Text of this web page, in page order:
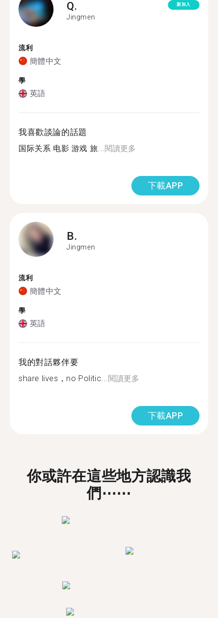
Q.
Jingmen
新加入
流利
簡體中文
學
英語
我喜歡談論的話題
国际关系 电影 游戏 旅...閱讀更多
下載APP
B.
Jingmen
流利
簡體中文
學
英語
我的對話夥伴要
share lives，no Politic...閱讀更多
下載APP
你或許在這些地方認識我
們⋯⋯